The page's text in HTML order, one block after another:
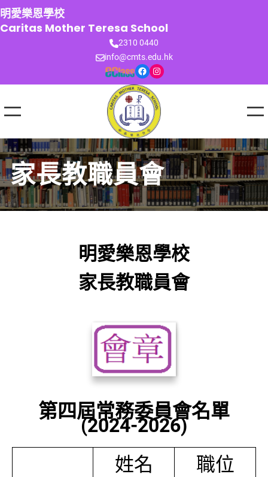
跳
至
主
明愛樂恩學校
Caritas Mother Teresa School
2310 0440
info@cmts.edu.hk
Facebook Instagram
家長教職員會
明愛樂恩學校
家長教職員會
第四屆常務委員會名單
(2024-2026)
姓名
職位